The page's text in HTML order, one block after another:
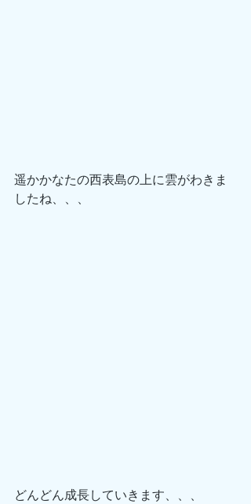
遥かかなたの西表島の上に雲がわきま
したね、、、
どんどん成長していきます、、、